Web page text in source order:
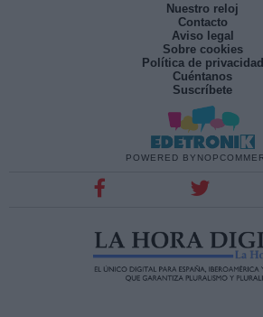
Nuestro reloj
Contacto
Aviso legal
Sobre cookies
Política de privacidad
Cuéntanos
Suscríbete
POWERED BY